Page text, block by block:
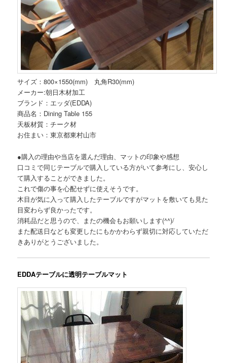
サイズ：800×1550(mm) 丸角R30(mm)
メーカー:朝日木材加工
ブランド：エッダ(EDDA)
商品名：Dining Table 155
天板材質：チーク材
お住まい：東京都東村山市
●購入の理由や当店を選んだ理由、マットの印象や感想
口コミで同じテーブルで購入している方がいて参考にし、安心し
て購入することができました。
これで傷の事を心配せずに使えそうです。
木目が気に入って購入したテーブルですがマットを敷いても見た
目変わらず良かったです。
消耗品だと思うので、またの機会もお願いします(^^)/
また配送日なども変更したにもかかわらず親切に対応していただ
きありがとうございました。
EDDAテーブルに透明テーブルマット